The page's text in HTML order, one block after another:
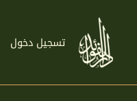
المحتوى
تسجيل دخول